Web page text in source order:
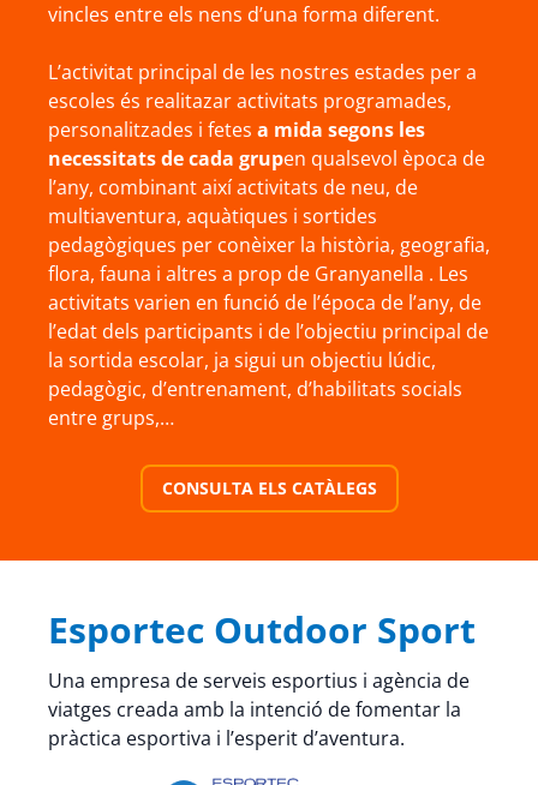
vincles entre els nens d’una forma diferent.
L’activitat principal de les nostres estades per a
escoles és realitazar activitats programades,
personalitzades i fetes a mida segons les
necessitats de cada grupen qualsevol època de
l’any, combinant així activitats de neu, de
multiaventura, aquàtiques i sortides
pedagògiques per conèixer la història, geografia,
flora, fauna i altres a prop de Granyanella . Les
activitats varien en funció de l’época de l’any, de
l’edat dels participants i de l’objectiu principal de
la sortida escolar, ja sigui un objectiu lúdic,
pedagògic, d’entrenament, d’habilitats socials
entre grups,…
CONSULTA ELS CATÀLEGS
Esportec Outdoor Sport
Una empresa de serveis esportius i agència de
viatges creada amb la intenció de fomentar la
pràctica esportiva i l’esperit d’aventura.